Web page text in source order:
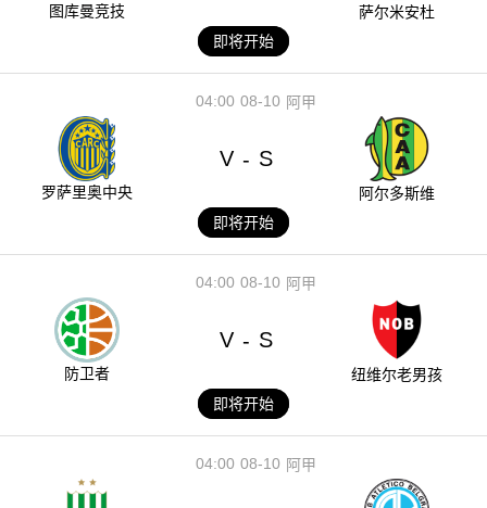
图库曼竞技
萨尔米安杜
即将开始
08-10
04:00 阿甲
罗萨里奥中央
V - S
阿尔多斯维
即将开始
08-10
04:00 阿甲
防卫者
V - S
纽维尔老男孩
即将开始
08-10
04:00 阿甲